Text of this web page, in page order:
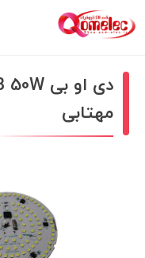
مهتابی